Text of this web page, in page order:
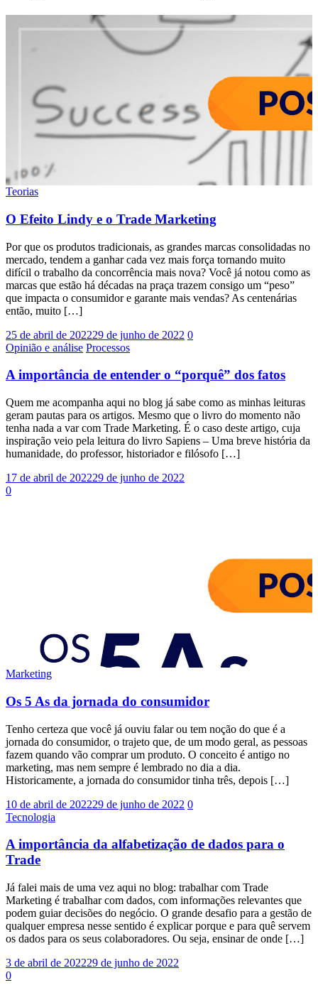
Teorias
O Efeito Lindy e o Trade Marketing
Por que os produtos tradicionais, as grandes marcas consolidadas no
mercado, tendem a ganhar cada vez mais força tornando muito
difícil o trabalho da concorrência mais nova? Você já notou como as
marcas que estão há décadas na praça trazem consigo um “peso”
que impacta o consumidor e garante mais vendas? As centenárias
então, muito […]
25 de abril de 202229 de junho de 2022 0
Opinião e análise Processos
A importância de entender o “porquê” dos fatos
Quem me acompanha aqui no blog já sabe como as minhas leituras
geram pautas para os artigos. Mesmo que o livro do momento não
tenha nada a var com Trade Marketing. É o caso deste artigo, cuja
inspiração veio pela leitura do livro Sapiens – Uma breve história da
humanidade, do professor, historiador e filósofo […]
17 de abril de 202229 de junho de 2022
0
Marketing
Os 5 As da jornada do consumidor
Tenho certeza que você já ouviu falar ou tem noção do que é a
jornada do consumidor, o trajeto que, de um modo geral, as pessoas
fazem quando vão comprar um produto. O conceito é antigo no
marketing, mas nem sempre é lembrado no dia a dia.
Historicamente, a jornada do consumidor tinha três, depois […]
10 de abril de 202229 de junho de 2022 0
Tecnologia
A importância da alfabetização de dados para o
Trade
Já falei mais de uma vez aqui no blog: trabalhar com Trade
Marketing é trabalhar com dados, com informações relevantes que
podem guiar decisões do negócio. O grande desafio para a gestão de
qualquer empresa nesse sentido é explicar porque e para quê servem
os dados para os seus colaboradores. Ou seja, ensinar de onde […]
3 de abril de 202229 de junho de 2022
0